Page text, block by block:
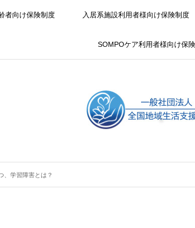
者向け保険制度 入居系施設利用者様向け保険制度
SOMPOケア利用者様向け保
、学習障害とは？